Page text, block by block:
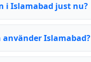
i Islamabad just nu?
Islamabad?